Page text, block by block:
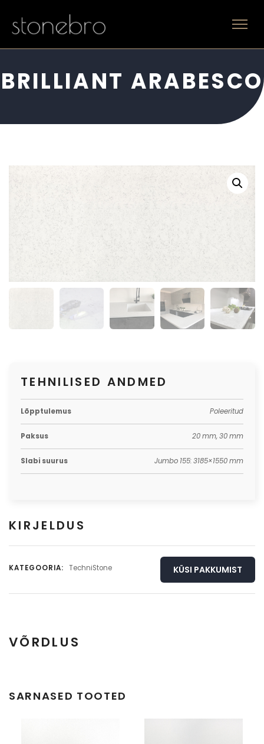
BRILLIANT ARABESCO
TEHNILISED ANDMED
Lõpptulemus Poleeritud
Paksus 20 mm, 30 mm
Slabi suurus Jumbo 155: 3185×1550 mm
KIRJELDUS
KATEGOORIA: TechniStone KÜSI PAKKUMIST
VÕRDLUS
Täisplaat
SARNASED TOOTED